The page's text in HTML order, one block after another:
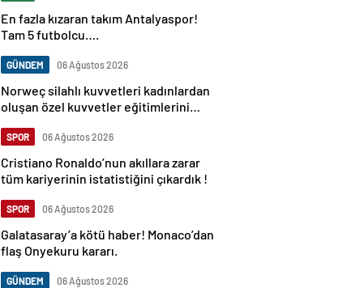
En fazla kızaran takım Antalyaspor!
Tam 5 futbolcu….
GÜNDEM 06 Ağustos 2026
Norweç silahlı kuvvetleri kadınlardan
oluşan özel kuvvetler eğitimlerini
SPOR 06 Ağustos 2026
Cristiano Ronaldo’nun akıllara zarar
tüm kariyerinin istatistiğini çıkardık !
SPOR 06 Ağustos 2026
Galatasaray’a kötü haber! Monaco’dan
flaş Onyekuru kararı.
GÜNDEM 06 Ağustos 2026